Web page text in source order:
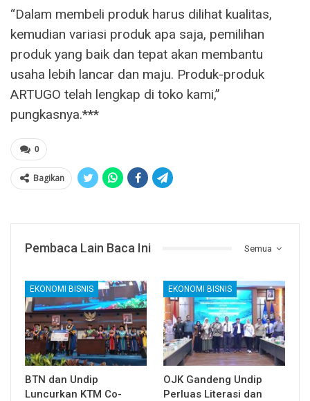
“Dalam membeli produk harus dilihat kualitas,
kemudian variasi produk apa saja, pemilihan
produk yang baik dan tepat akan membantu
usaha lebih lancar dan maju. Produk-produk
ARTUGO telah lengkap di toko kami,”
pungkasnya.***
0
Bagikan
Semua
Pembaca Lain Baca Ini
EKONOMI BISNIS
BTN dan Undip
Luncurkan KTM Co-
EKONOMI BISNIS
OJK Gandeng Undip
Perluas Literasi dan